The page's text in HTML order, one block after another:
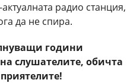
радио станция,
да не спира.
години
слушателите, обичта